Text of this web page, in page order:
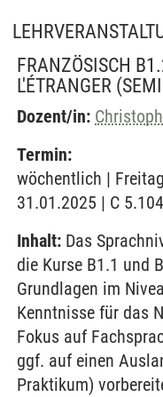
FRANZÖSISCH
L'ÉTRANGER
Dozent/in:
Termin:
wöchentlich |
31.01.2025 | C 5.104
Inhalt: Das
die Kurse B1.1 und
Grundlagen im
Kenntnisse für das
Fokus auf
ggf. auf einen
Praktikum)